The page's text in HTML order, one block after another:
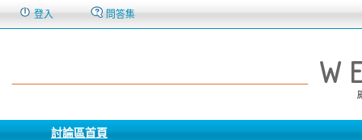
登入 問答集
討論區首頁